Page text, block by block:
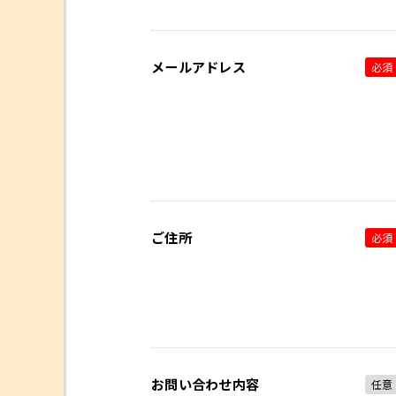
メールアドレス 必須
ご住所 必須
お問い合わせ内容 任意